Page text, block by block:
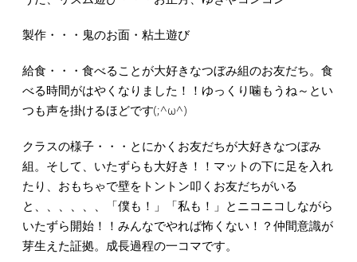
製作・・・鬼のお面・粘土遊び
給食・・・食べることが大好きなつぼみ組のお友だち。食
べる時間がはやくなりました！！ゆっくり噛もうね～とい
つも声を掛けるほどです(;^ω^)
クラスの様子・・・とにかくお友だちが大好きなつぼみ
組。そして、いたずらも大好き！！マットの下に足を入れ
たり、おもちゃで壁をトントン叩くお友だちがいる
と、、、、、、「僕も！」「私も！」とニコニコしながら
いたずら開始！！みんなでやれば怖くない！？仲間意識が
芽生えた証拠。成長過程の一コマです。